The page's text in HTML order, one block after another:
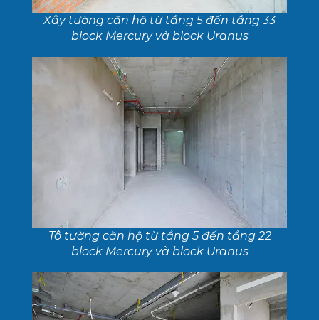
Xây tường căn hộ từ tầng 5 đến tầng 33
block Mercury và block Uranus
Tô tường căn hộ từ tầng 5 đến tầng 22
block Mercury và block Uranus